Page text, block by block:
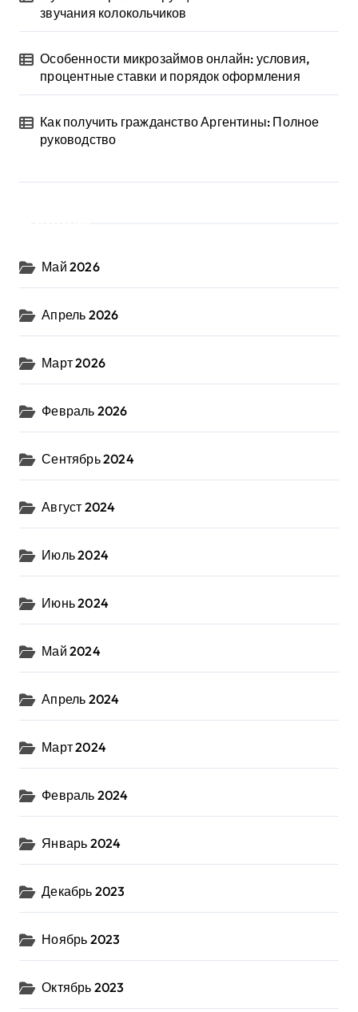
звучания колокольчиков
Особенности микрозаймов онлайн: условия,
процентные ставки и порядок оформления
Как получить гражданство Аргентины: Полное
руководство
Май 2026
Апрель 2026
Март 2026
Февраль 2026
Сентябрь 2024
Август 2024
Июль 2024
Июнь 2024
Май 2024
Апрель 2024
Март 2024
Февраль 2024
Январь 2024
Декабрь 2023
Ноябрь 2023
Октябрь 2023